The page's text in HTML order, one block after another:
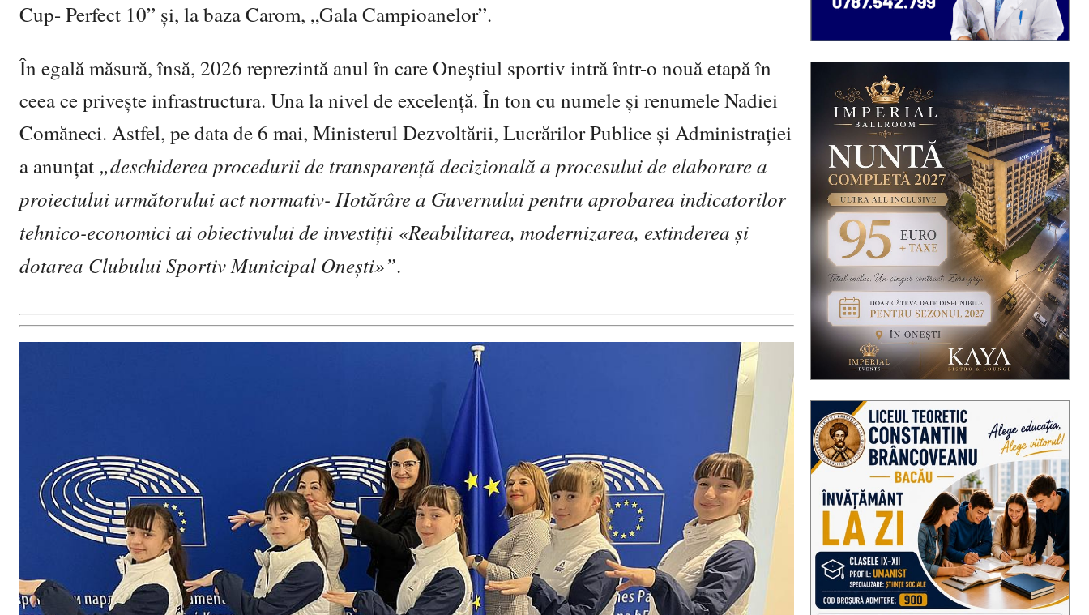
Cup- Perfect 10” și, la baza Carom, „Gala Campioanelor”.
În egală măsură, însă, 2026 reprezintă anul în care Oneștiul sportiv intră într-o nouă etapă în
ceea ce privește infrastructura. Una la nivel de excelență. În ton cu numele și renumele Nadiei
Comăneci. Astfel, pe data de 6 mai, Ministerul Dezvoltării, Lucrărilor Publice și Administrației
a anunțat „deschiderea procedurii de transparență decizională a procesului de elaborare a
proiectului următorului act normativ- Hotărâre a Guvernului pentru aprobarea indicatorilor
tehnico-economici ai obiectivului de investiții «Reabilitarea, modernizarea, extinderea și
dotarea Clubului Sportiv Municipal Onești»”.